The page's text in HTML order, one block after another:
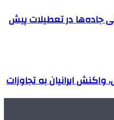
جاده‌ها در تعطیلات پیش
واکنش ایرانیان به تجاوزات